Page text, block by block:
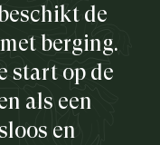
de
berging.
start op de
als een
en